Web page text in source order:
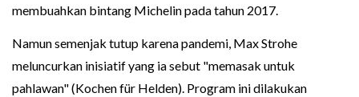
membuahkan bintang Michelin pada tahun 2017.
Namun semenjak tutup karena pandemi, Max Strohe
meluncurkan inisiatif yang ia sebut "memasak untuk
pahlawan" (Kochen für Helden). Program ini dilakukan